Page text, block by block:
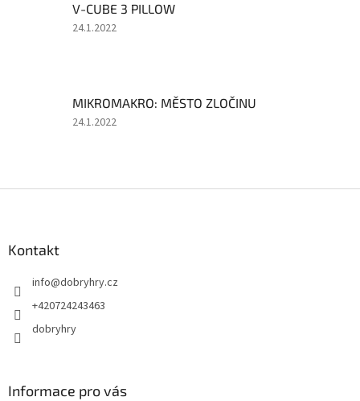
z
5
V-CUBE 3 PILLOW
Hodnocení
5
hvězdiček.
24.1.2022
MIKROMAKRO: MĚSTO ZLOČINU
Hodnocení
24.1.2022
Kontakt
info@dobryhry.cz
+420724243463
dobryhry
Informace pro vás